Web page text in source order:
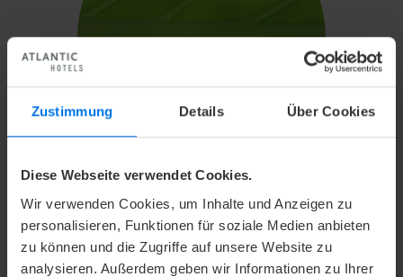
Zustimmung Details Über Cookies
Diese Webseite verwendet Cookies.
Wir verwenden Cookies, um Inhalte und Anzeigen zu
personalisieren, Funktionen für soziale Medien anbieten
zu können und die Zugriffe auf unsere Website zu
analysieren. Außerdem geben wir Informationen zu Ihrer
Zum Gutschein-Shop